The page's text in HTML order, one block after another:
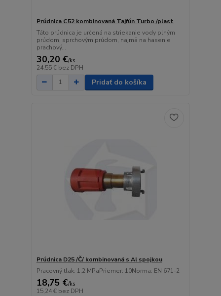
Prúdnica C52 kombinovaná Tajfún Turbo /plast
Táto prúdnica je určená na striekanie vody plným
prúdom, sprchovým prúdom, najmä na hasenie
prachový...
30,20 €/ks
24,55 € bez DPH
Pridať do košíka
Prúdnica D25 /Č/ kombinovaná s Al spojkou
Pracovný tlak: 1,2 MPaPriemer: 10Norma: EN 671-2
18,75 €/ks
15,24 € bez DPH